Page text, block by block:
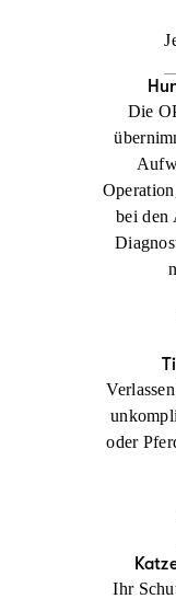
Die
bei den
oder
Ihr